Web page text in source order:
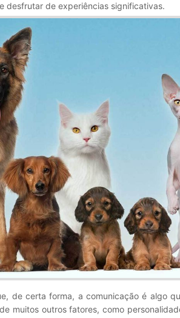
desfrutar de experiências significativas.
de certa forma, a comunicação é algo
muitos outros fatores, como